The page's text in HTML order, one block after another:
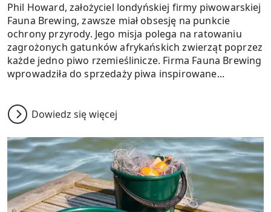
Phil Howard, założyciel londyńskiej firmy piwowarskiej
Fauna Brewing, zawsze miał obsesję na punkcie
ochrony przyrody. Jego misja polega na ratowaniu
zagrożonych gatunków afrykańskich zwierząt poprzez
każde jedno piwo rzemieślinicze. Firma Fauna Brewing
wprowadziła do sprzedaży piwa inspirowane...
Dowiedz się więcej